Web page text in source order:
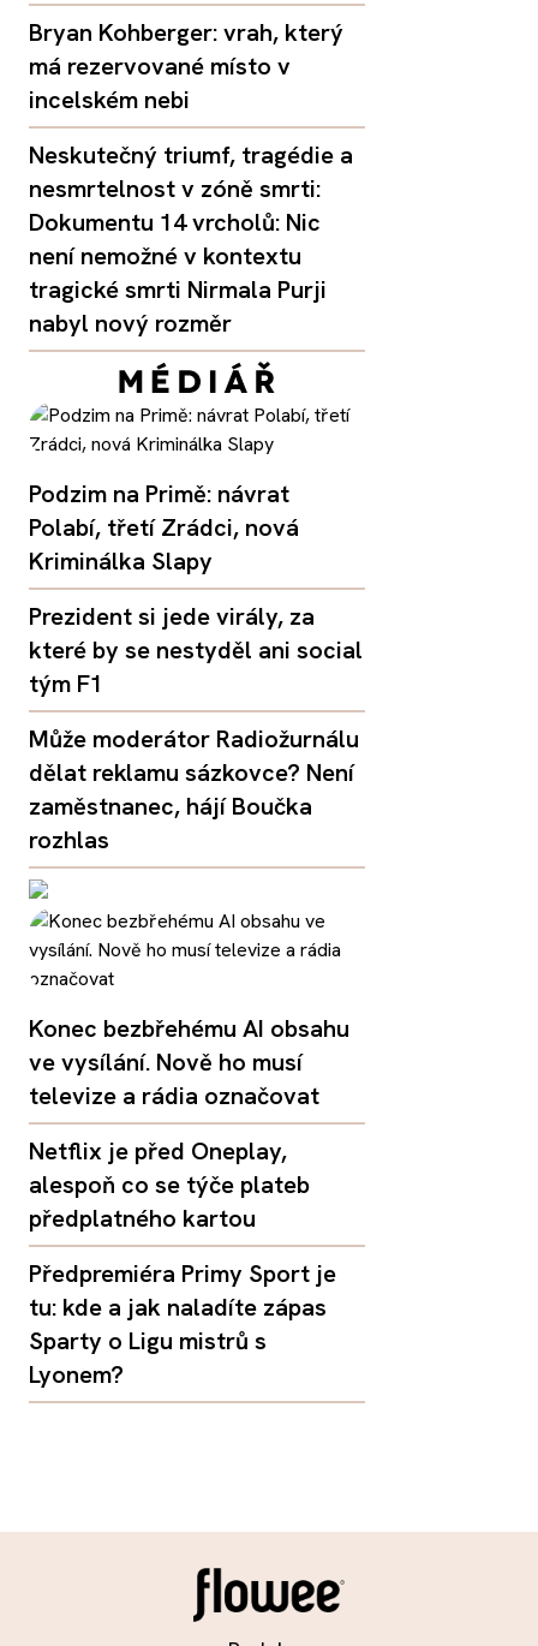
Bryan Kohberger: vrah, který
má rezervované místo v
incelském nebi
Neskutečný triumf, tragédie a
nesmrtelnost v zóně smrti:
Dokumentu 14 vrcholů: Nic
není nemožné v kontextu
tragické smrti Nirmala Purji
nabyl nový rozměr
Podzim na Primě: návrat
Polabí, třetí Zrádci, nová
Kriminálka Slapy
Prezident si jede virály, za
které by se nestyděl ani social
tým F1
Může moderátor Radiožurnálu
dělat reklamu sázkovce? Není
zaměstnanec, hájí Boučka
rozhlas
Konec bezbřehému AI obsahu
ve vysílání. Nově ho musí
televize a rádia označovat
Netflix je před Oneplay,
alespoň co se týče plateb
předplatného kartou
Předpremiéra Primy Sport je
tu: kde a jak naladíte zápas
Sparty o Ligu mistrů s
Lyonem?